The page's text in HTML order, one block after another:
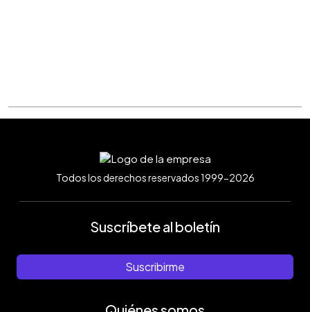
Todos los derechos reservados 1999-2026
Suscríbete al boletín
Suscribirme